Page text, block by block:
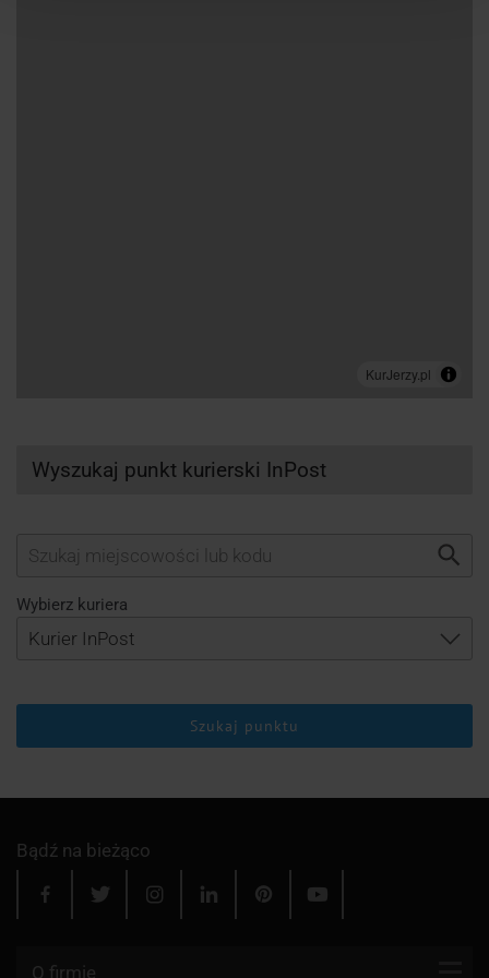
Wyszukaj punkt kurierski InPost
Wybierz kuriera
Szukaj punktu
Bądź na bieżąco
O firmie